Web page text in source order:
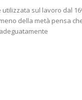
utilizzata sul lavoro dal
della metà pensa